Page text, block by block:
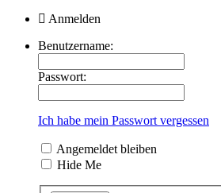
Anmelden
Benutzername:
Passwort:
Ich habe mein Passwort vergessen
Angemeldet bleiben
Hide Me